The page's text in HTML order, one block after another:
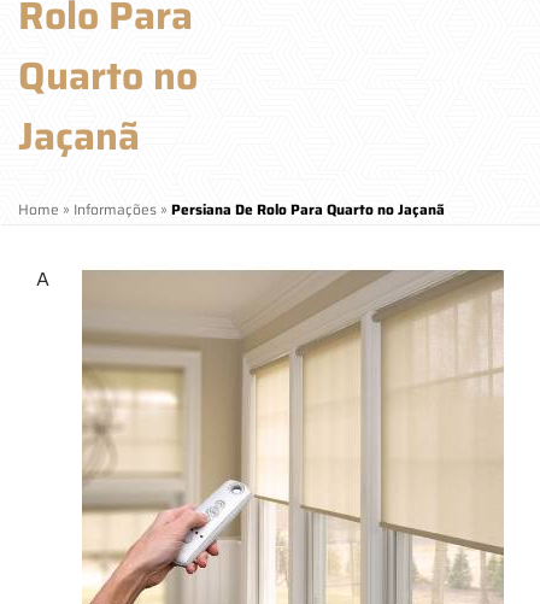
Rolo Para
Quarto no
Jaçanã
Home » Informações » Persiana De Rolo Para Quarto no Jaçanã
A